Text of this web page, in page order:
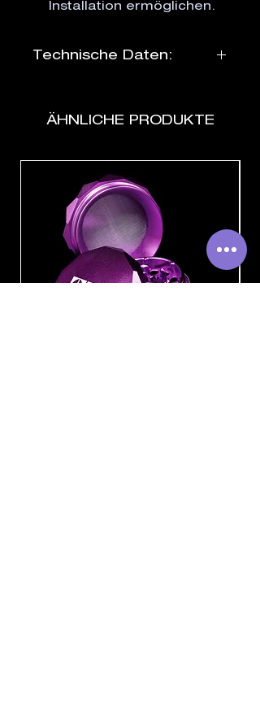
Installation ermöglichen.
Technische Daten:
ÄHNLICHE PRODUKTE